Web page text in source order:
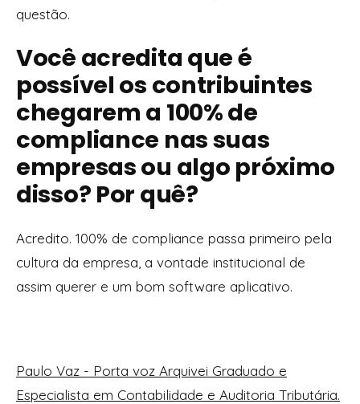
questão.
Você acredita que é
possível os contribuintes
chegarem a 100% de
compliance nas suas
empresas ou algo próximo
disso? Por quê?
Acredito. 100% de compliance passa primeiro pela
cultura da empresa, a vontade institucional de
assim querer e um bom software aplicativo.
Paulo Vaz - Porta voz Arquivei Graduado e
Especialista em Contabilidade e Auditoria Tributária.